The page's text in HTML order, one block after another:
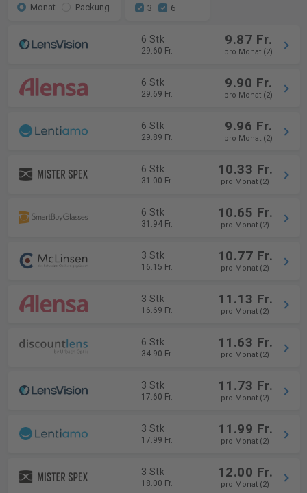
Monat
Packung
3
6
6 Stk
29.60 Fr.
9.87 Fr.
pro Monat (2)
6 Stk
29.69 Fr.
9.90 Fr.
pro Monat (2)
6 Stk
29.89 Fr.
9.96 Fr.
pro Monat (2)
6 Stk
31.00 Fr.
10.33 Fr.
pro Monat (2)
6 Stk
31.94 Fr.
10.65 Fr.
pro Monat (2)
3 Stk
16.15 Fr.
10.77 Fr.
pro Monat (2)
3 Stk
16.69 Fr.
11.13 Fr.
pro Monat (2)
6 Stk
34.90 Fr.
11.63 Fr.
pro Monat (2)
3 Stk
17.60 Fr.
11.73 Fr.
pro Monat (2)
3 Stk
17.99 Fr.
11.99 Fr.
pro Monat (2)
3 Stk
18.00 Fr.
12.00 Fr.
pro Monat (2)